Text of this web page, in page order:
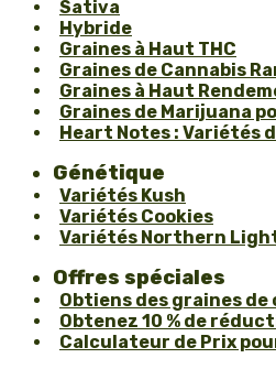
Sativa
Hybride
Graines à Haut THC
Graines de Cannabis
Graines à Haut
Graines de Marijuana
Heart Notes : Variétés
Génétique
Variétés Kush
Variétés Cookies
Variétés Northern
Offres spéciales
Obtiens des graines
Obtenez 10 % de
Calculateur de Prix